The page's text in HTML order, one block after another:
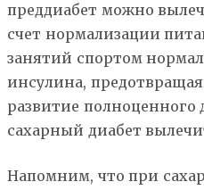
преддиабет можно
счет нормализации
занятий спортом
инсулина,
развитие полноценного
сахарный диабет
Напомним, что при